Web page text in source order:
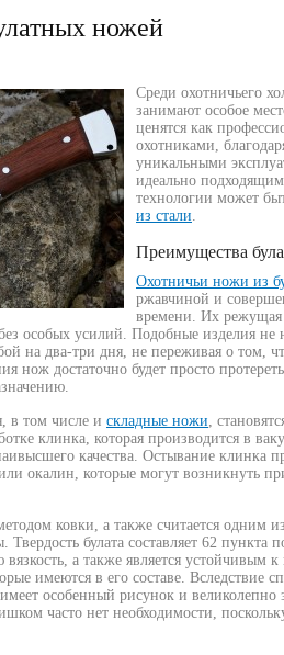
ножей
Среди охотничьего
занимают особое
ценятся как
охотниками,
уникальными
идеально
технологии может
из стали.
Преимущества
Охотничьи ножи из
ржавчиной и
времени. Их режущая
особых усилий. Подобные изделия не
на два-три дня, не переживая о том,
нож достаточно будет просто
в том числе и складные ножи,
клинка, которая производится в
качества. Остывание клинка
окалин, которые могут возникнуть
ковки, а также считается одним
Твердость булата составляет 62
а также является устойчивым
имеются в его составе. Вследствие
особенный рисунок и великолепно
часто нет необходимости,